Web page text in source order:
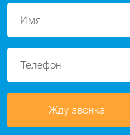
Жду звонка